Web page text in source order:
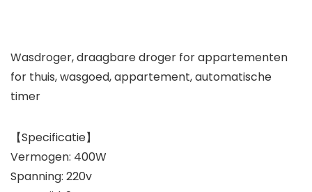
Wasdroger, draagbare droger for appartementen
for thuis, wasgoed, appartement, automatische
timer
【Specificatie】
Vermogen: 400W
Spanning: 220v